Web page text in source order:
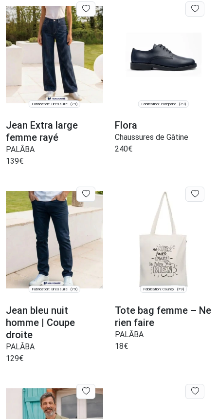
Fabrication: Bressuire (79)
Jean Extra large
femme rayé
PALÂBA
139€
Fabrication: Pompaire (79)
Flora
Chaussures de Gâtine
240€
Fabrication: Bressuire (79)
Jean bleu nuit
homme | Coupe
droite
PALÂBA
129€
Fabrication: Courlay (79)
Tote bag femme – Ne
rien faire
PALÂBA
18€